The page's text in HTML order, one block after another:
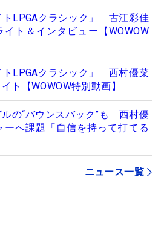
トLPGAクラシック」 古江彩佳
ト＆インタビュー【WOWOW
トLPGAクラシック」 西村優菜
ト【WOWOW特別動画】
ルの“バウンスバック”も 西村優
ーへ課題「自信を持って打てる
ニュース一覧